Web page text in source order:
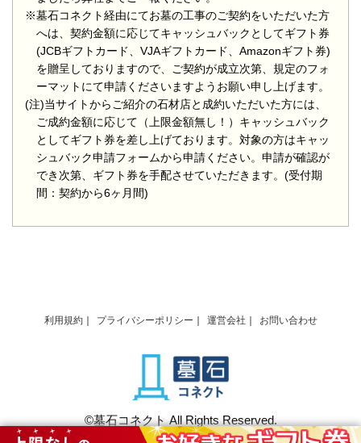
※墓石コネクト経由にてお墓の工事のご契約をいただいた方
へは、契約金額に応じてキャッシュバックとしてギフト券
(JCBギフトカード、VJAギフトカード、Amazonギフト券)
を贈呈しておりますので、ご契約が成立次第、規定のフォ
ーマットにて申請くださいますようお願い申し上げます。
(注)当サイトからご紹介の石材店と成約いただいた方には、
ご成約金額に応じて（上限金額無し！）キャッシュバック
としてギフト券を差し上げております。対象の方はキャッ
シュバック申請フォームから申請ください。申請が確認が
でき次第、ギフト券を手配させていただきます。(受付期
間：契約から6ヶ月間)
利用規約 プライバシーポリシー 運営会社 お問い合わせ
©墓石コネクト All Rights Reserved.